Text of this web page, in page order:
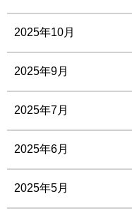
2025年10月
2025年9月
2025年7月
2025年6月
2025年5月